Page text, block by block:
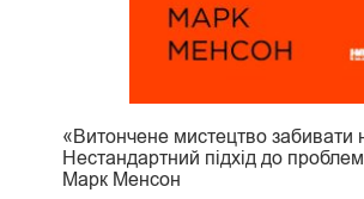
«Витончене мистецтво забивати
Нестандартний підхід до
Марк Менсон